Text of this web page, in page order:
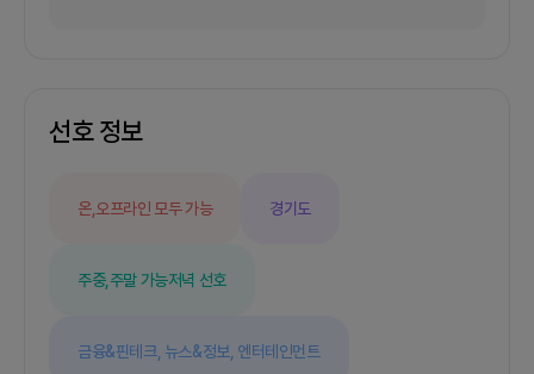
선호 정보
온,오프라인 모두 가능 경기도
주중,주말 가능저녁 선호
금융&핀테크, 뉴스&정보, 엔터테인먼트